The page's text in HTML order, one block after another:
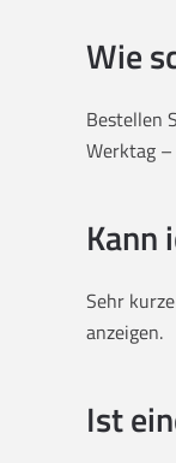
Wie
Bestellen
Werktag
Kann
Sehr
anzeigen.
Ist